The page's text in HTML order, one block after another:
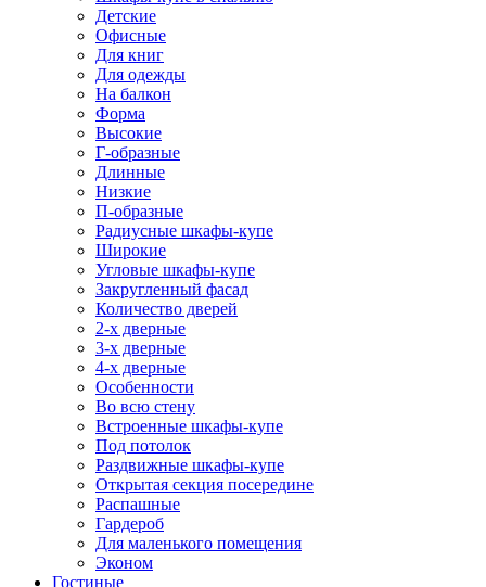
Детские
Офисные
Для книг
Для одежды
На балкон
Форма
Высокие
Г-образные
Длинные
Низкие
П-образные
Радиусные шкафы-купе
Широкие
Угловые шкафы-купе
Закругленный фасад
Количество дверей
2-х дверные
3-х дверные
4-х дверные
Особенности
Во всю стену
Встроенные шкафы-купе
Под потолок
Раздвижные шкафы-купе
Открытая секция посередине
Распашные
Гардероб
Для маленького помещения
Эконом
Гостиные